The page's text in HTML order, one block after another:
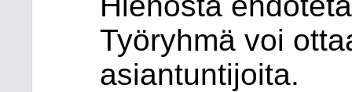
Työryhmä voi
asiantuntijoita.